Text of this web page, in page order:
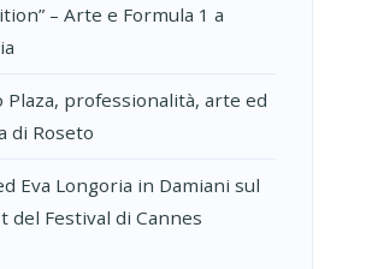
– Arte e Formula 1 a
Plaza, professionalità, arte ed
di Roseto
Eva Longoria in Damiani sul
del Festival di Cannes